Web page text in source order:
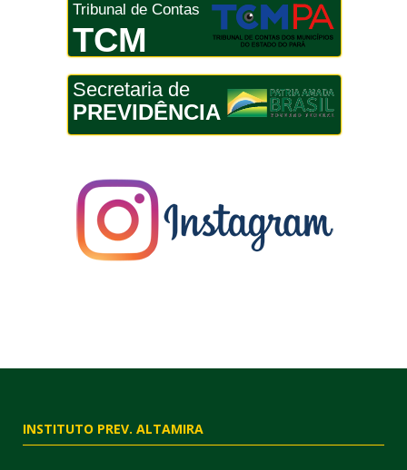
Tribunal de Contas
TCM
Secretaria de
PREVIDÊNCIA
INSTITUTO PREV. ALTAMIRA